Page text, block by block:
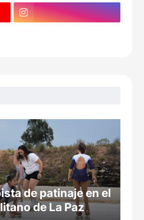
de patinaje en el
de La Paz